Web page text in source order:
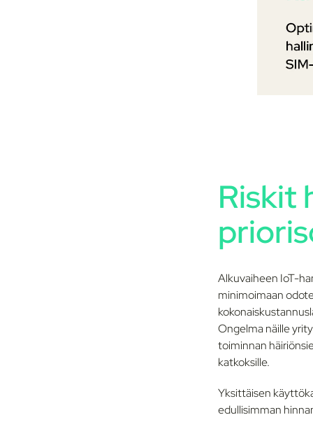
Riskit
Alkuvaiheen IoT-
minimoimaan
Ongelma näille
toiminnan
katkoksille.
Yksittäisen
edullisimman